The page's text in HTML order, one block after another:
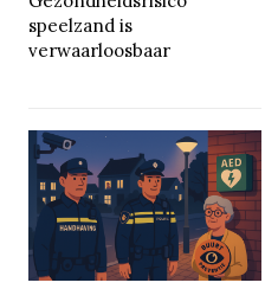
speelzand is
verwaarloosbaar